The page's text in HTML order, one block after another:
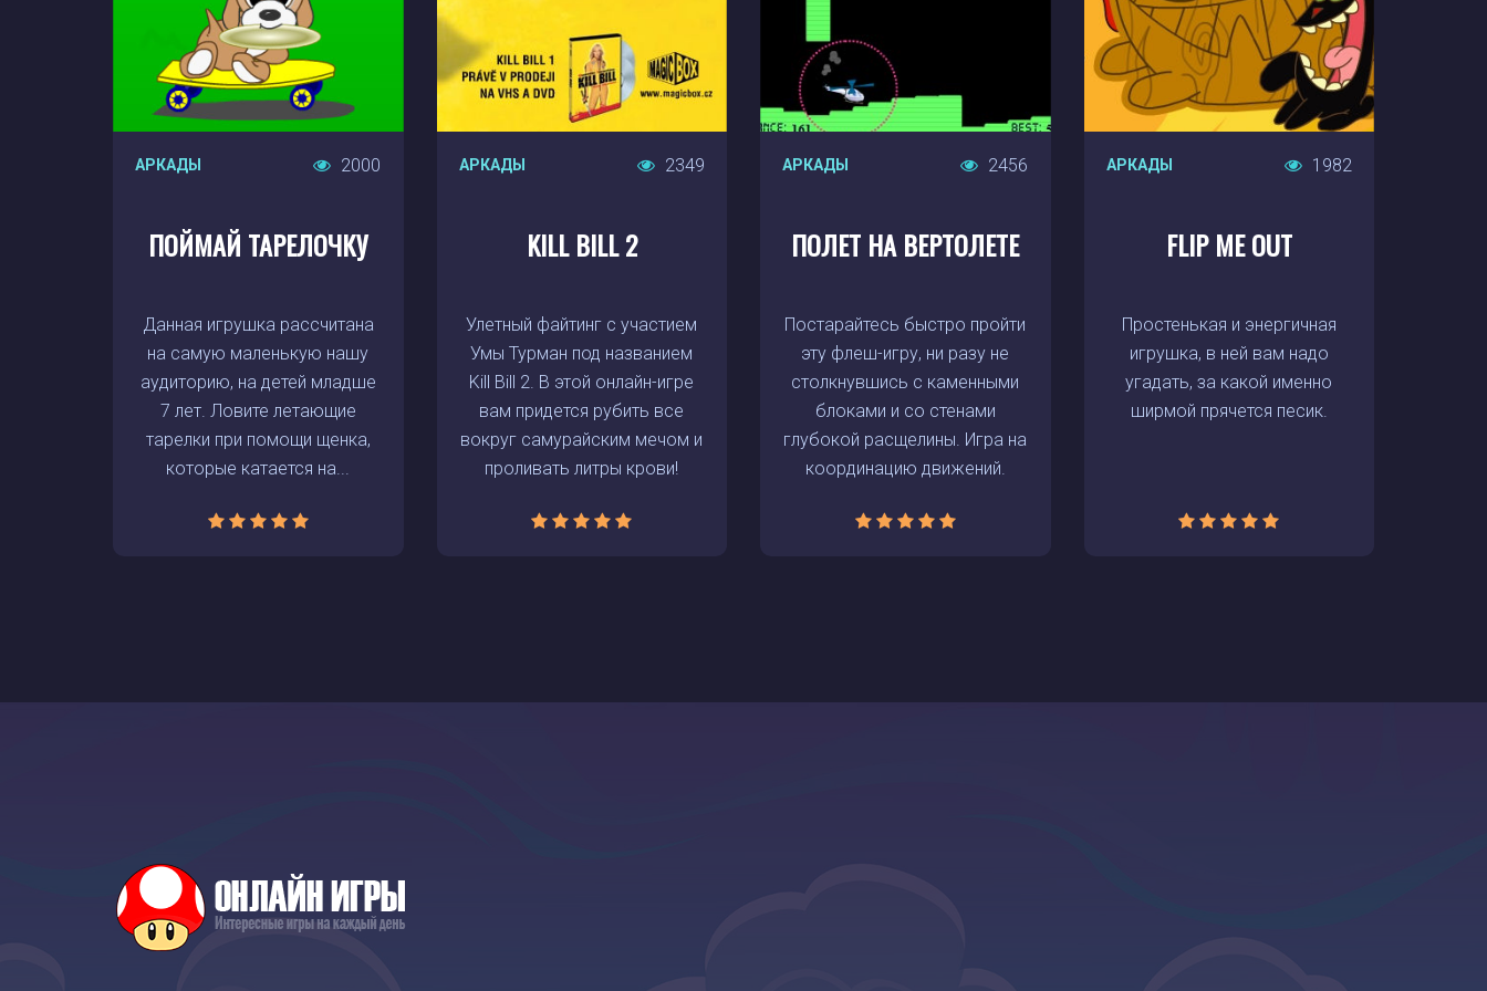
АРКАДЫ 2000
ПОЙМАЙ ТАРЕЛОЧКУ
Данная игрушка рассчитана
на самую маленькую нашу
аудиторию, на детей младше
7 лет. Ловите летающие
тарелки при помощи щенка,
которые катается на...
АРКАДЫ 2349
KILL BILL 2
Улетный файтинг с участием
Умы Турман под названием
Kill Bill 2. В этой онлайн-игре
вам придется рубить все
вокруг самурайским мечом и
проливать литры крови!
АРКАДЫ 2456
ПОЛЕТ НА ВЕРТОЛЕТЕ
Постарайтесь быстро пройти
эту флеш-игру, ни разу не
столкнувшись с каменными
блоками и со стенами
глубокой расщелины. Игра на
координацию движений.
АРКАДЫ 1982
FLIP ME OUT
Простенькая и энергичная
игрушка, в ней вам надо
угадать, за какой именно
ширмой прячется песик.